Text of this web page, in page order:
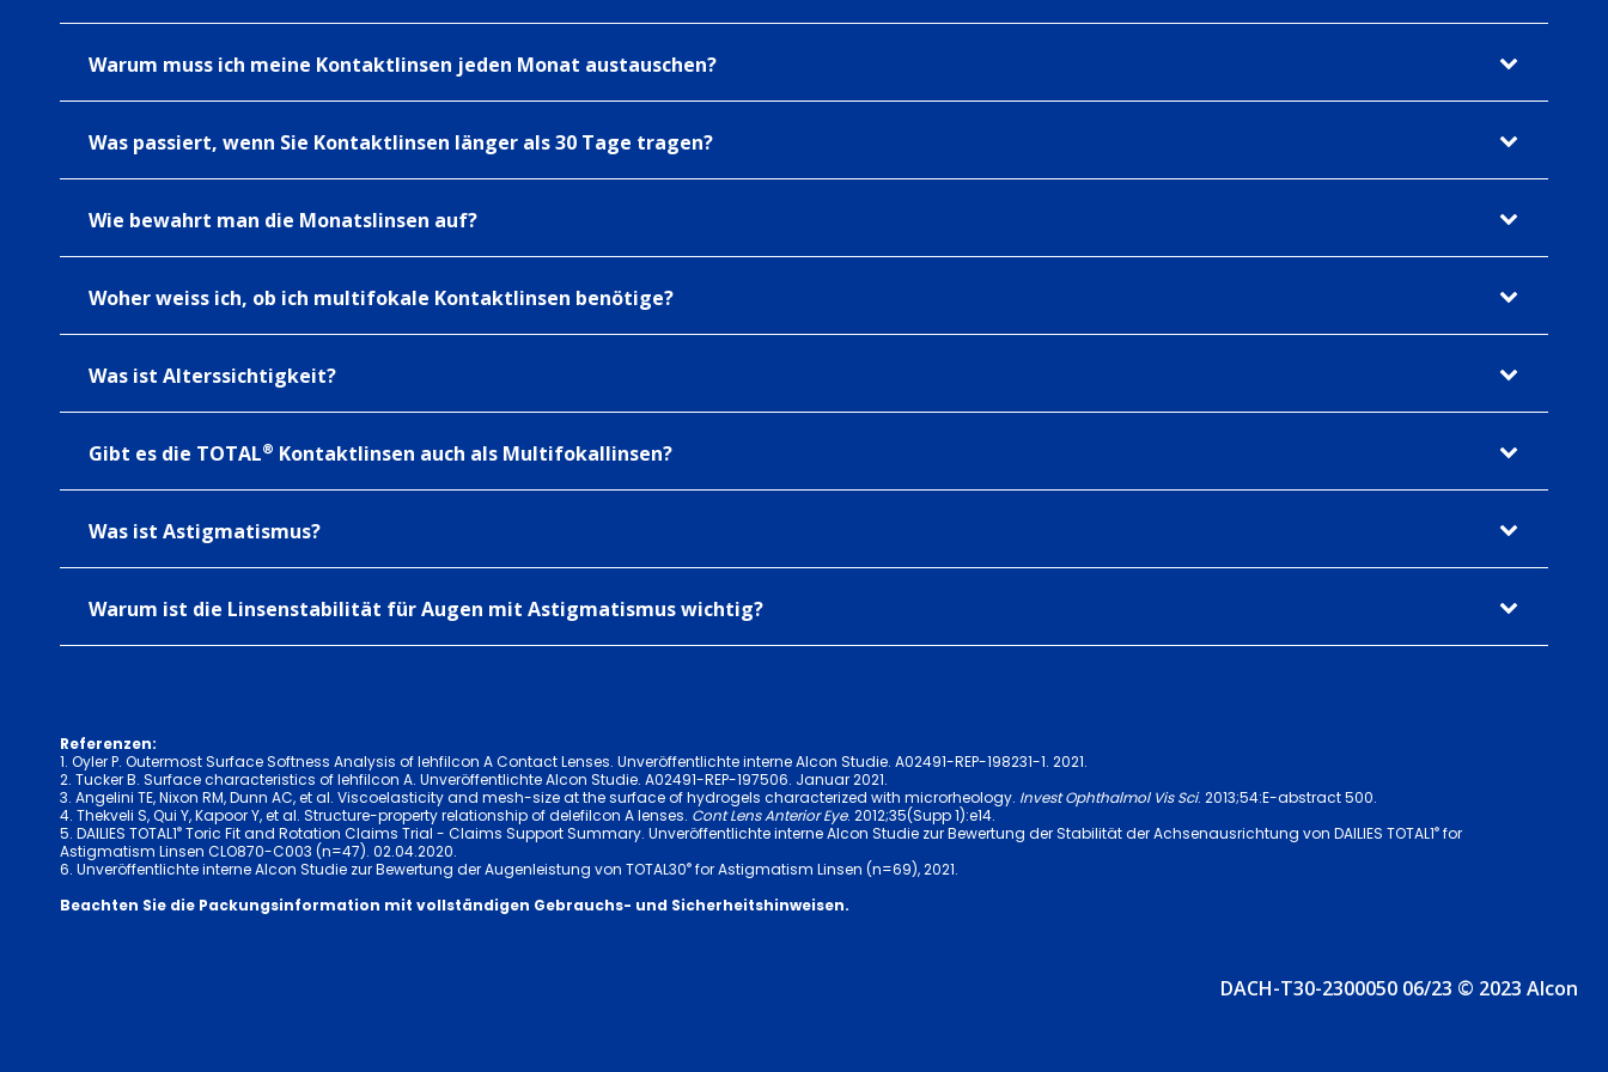
Warum muss ich meine Kontaktlinsen jeden Monat austauschen?
Was passiert, wenn Sie Kontaktlinsen länger als 30 Tage tragen?
Wie bewahrt man die Monatslinsen auf?
Woher weiss ich, ob ich multifokale Kontaktlinsen benötige?
Was ist Alterssichtigkeit?
Gibt es die TOTAL® Kontaktlinsen auch als Multifokallinsen?
Was ist Astigmatismus?
Warum ist die Linsenstabilität für Augen mit Astigmatismus wichtig?
Referenzen:
1. Oyler P. Outermost Surface Softness Analysis of lehfilcon A Contact Lenses. Unveröffentlichte interne Alcon Studie. A02491-REP-198231-1. 2021.
2. Tucker B. Surface characteristics of lehfilcon A. Unveröffentlichte Alcon Studie. A02491-REP-197506. Januar 2021.
3. Angelini TE, Nixon RM, Dunn AC, et al. Viscoelasticity and mesh-size at the surface of hydrogels characterized with microrheology. Invest Ophthalmol Vis Sci. 2013;54:E-abstract 500.
4. Thekveli S, Qui Y, Kapoor Y, et al. Structure-property relationship of delefilcon A lenses. Cont Lens Anterior Eye. 2012;35(Supp 1):e14.
5. DAILIES TOTAL1® Toric Fit and Rotation Claims Trial - Claims Support Summary. Unveröffentlichte interne Alcon Studie zur Bewertung der Stabilität der Achsenausrichtung von DAILIES TOTAL1® for
Astigmatism Linsen CLO870-C003 (n=47). 02.04.2020.
6. Unveröffentlichte interne Alcon Studie zur Bewertung der Augenleistung von TOTAL30® for Astigmatism Linsen (n=69), 2021.
Beachten Sie die Packungsinformation mit vollständigen Gebrauchs- und Sicherheitshinweisen.
DACH-T30-2300050 06/23 © 2023 Alcon